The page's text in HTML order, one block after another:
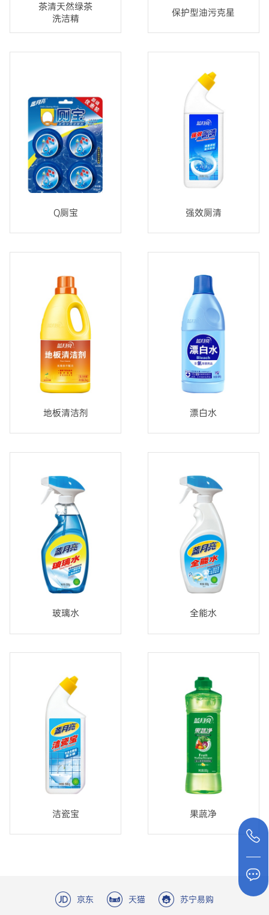
茶清天然绿茶
洗洁精
保护型油污克星
Q厕宝 强效厕清
地板清洁剂 漂白水
玻璃水 全能水
洁瓷宝 果蔬净
京东 天猫 苏宁易购